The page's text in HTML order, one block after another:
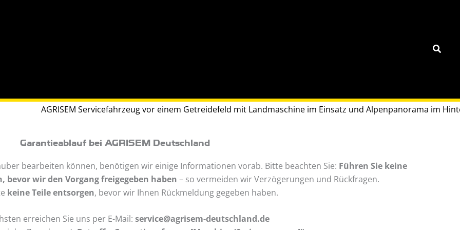
Garantieablauf bei AGRISEM Deutschland
bearbeiten können, benötigen wir einige Informationen vorab. Bitte beachten Sie: Führen Sie keine
bevor wir den Vorgang freigegeben haben – so vermeiden wir Verzögerungen und Rückfragen.
keine Teile entsorgen, bevor wir Ihnen Rückmeldung gegeben haben.
erreichen Sie uns per E-Mail: service@agrisem-deutschland.de